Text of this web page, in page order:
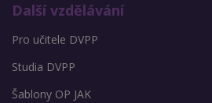
Další vzdělávání
Pro učitele DVPP
Studia DVPP
Šablony OP JAK